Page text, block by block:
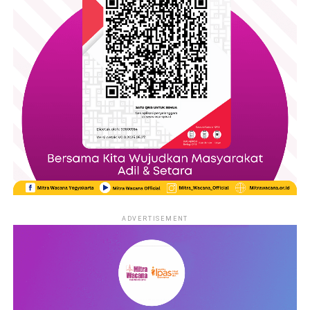
Mitra Wacana WRC Kenalkan Putri Pertiwi
entrepreneurs and creating space for community engagement
alongside the educational program.
The day consisted of several panel discussions featuring
experts from universities, migrant worker organizations,
government members, and legal institutions. The event started
with a panel discussion that discussed the theme ‘Facing the
New Face of Human Traffiking: Collaboration for Protection
and Law Enforcement’. The speakers discussed the increasing
vulnerability of migrant workers, online recruitment methods,
and the need for stronger legal protection and law
enforcement.
The second panel discussion talked about the ‘Collaboration on
Prevention and Handling of Human Trafficking: Organizing,
Advocacy, Campaigns, Legal and Psychological Assistance’. The
presentations from the different organizations emphasized the
importance of collaboration between professionals from
ADVERTISEMENT